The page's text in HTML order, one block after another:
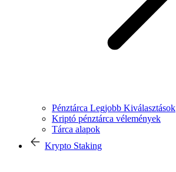
Pénztárca Legjobb Kiválasztások
Kriptó pénztárca vélemények
Tárca alapok
Krypto Staking